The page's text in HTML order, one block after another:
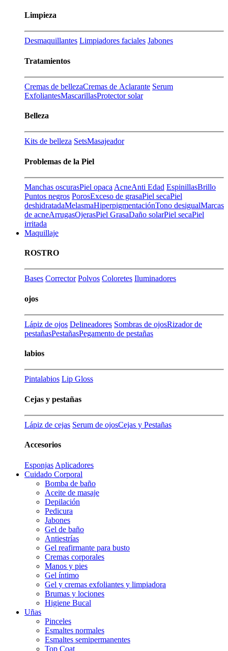
Limpieza
Desmaquillantes Limpiadores faciales Jabones
Tratamientos
Cremas de bellezaCremas de Aclarante Serum
ExfoliantesMascarillasProtector solar
Belleza
Kits de belleza SetsMasajeador
Problemas de la Piel
Manchas oscurasPiel opaca AcneAnti Edad EspinillasBrillo
Puntos negros PorosExceso de grasaPiel secaPiel
deshidratadaMelasmaHiperpigmentaciónTono desigualMarcas
de acneArrugasOjerasPiel GrasaDaño solarPiel secaPiel
irritada
Maquillaje
ROSTRO
Bases Corrector Polvos Coloretes Iluminadores
ojos
Lápiz de ojos Delineadores Sombras de ojosRizador de
pestañasPestañasPegamento de pestañas
labios
Pintalabios Lip Gloss
Cejas y pestañas
Lápiz de cejas Serum de ojosCejas y Pestañas
Accesorios
Esponjas Aplicadores
Cuidado Corporal
Bomba de baño
Aceite de masaje
Depilación
Pedicura
Jabones
Gel de baño
Antiestrías
Gel reafirmante para busto
Cremas corporales
Manos y pies
Gel íntimo
Gel y cremas exfoliantes y limpiadora
Brumas y lociones
Higiene Bucal
Uñas
Pinceles
Esmaltes normales
Esmaltes semipermanentes
Top Coat